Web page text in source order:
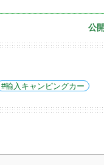
公
輸入キャンピングカー